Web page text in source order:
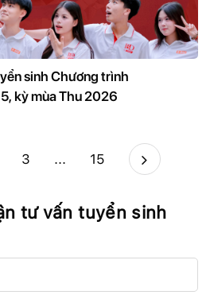
sinh Chương trình
kỳ mùa Thu 2026
3 ... 15
tư vấn tuyển sinh